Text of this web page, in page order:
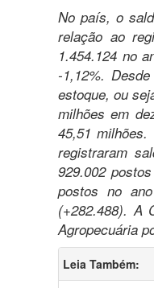
No país, o
relação ao
1.454.124 no
-1,12%.
estoque, ou
milhões em
45,51 milhões.
registraram
929.002
postos no
(+282.488). A
Agropecuária
Leia Também: